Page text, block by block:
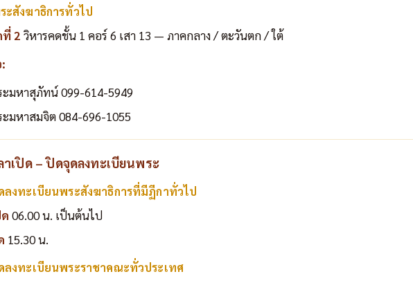
ะสังฆาธิการทั่วไป
ที่ 2 วิหารคดชั้น 1 คอร์ 6 เสา 13 — ภาคกลาง / ตะวันตก / ใต้
มหาสุภัทน์ 099-614-5949
มหาสมจิต 084-696-1055
าเปิด – ปิดจุดลงทะเบียนพระ
ลงทะเบียนพระสังฆาธิการที่มีฏีกาทั่วไป
06.00 น. เป็นต้นไป
15.30 น.
ลงทะเบียนพระราชาคณะทั่วประเทศ